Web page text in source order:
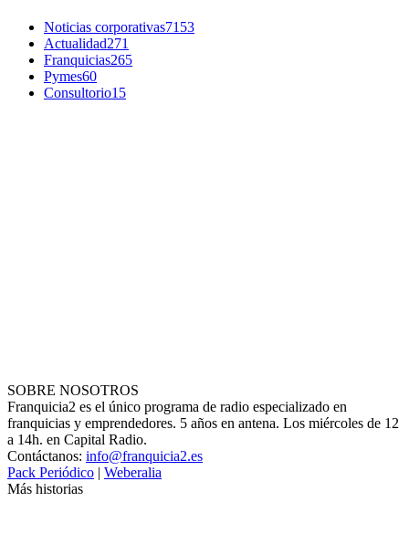
Noticias corporativas7153
Actualidad271
Franquicias265
Pymes60
Consultorio15
SOBRE NOSOTROS
Franquicia2 es el único programa de radio especializado en
franquicias y emprendedores. 5 años en antena. Los miércoles de 12
a 14h. en Capital Radio.
Contáctanos: info@franquicia2.es
Pack Periódico | Weberalia
Más historias